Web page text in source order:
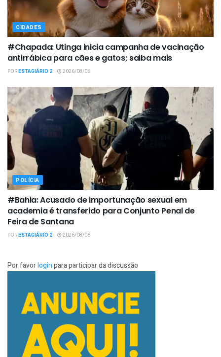
CIDADES
#Chapada: Utinga inicia campanha de vacinação
antirrábica para cães e gatos; saiba mais
PORESTAGIÁRIO 2 2026/08/06
POLÍCIA
#Bahia: Acusado de importunação sexual em
academia é transferido para Conjunto Penal de
Feira de Santana
PORESTAGIÁRIO 2 2026/08/06
Por favorloginpara participar da discussão